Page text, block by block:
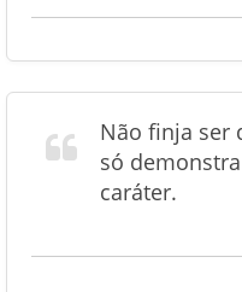
Não finja ser
só
caráter.